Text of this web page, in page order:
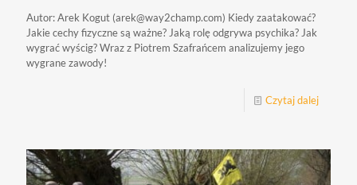
Autor: Arek Kogut (arek@way2champ.com) Kiedy zaatakować?
Jakie cechy fizyczne są ważne? Jaką rolę odgrywa psychika? Jak
wygrać wyścig? Wraz z Piotrem Szafrańcem analizujemy jego
wygrane zawody!
Czytaj dalej